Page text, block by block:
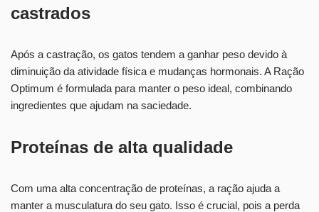
castrados
Após a castração, os gatos tendem a ganhar peso devido à
diminuição da atividade física e mudanças hormonais. A Ração
Optimum é formulada para manter o peso ideal, combinando
ingredientes que ajudam na saciedade.
Proteínas de alta qualidade
Com uma alta concentração de proteínas, a ração ajuda a
manter a musculatura do seu gato. Isso é crucial, pois a perda